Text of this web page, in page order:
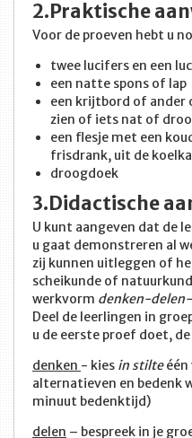
2.Praktische
Voor de proeven hebt u
twee lucifers en een
een natte spons of lap
een krijtbord of ander
zien of iets nat of
een flesje met een
frisdrank, uit de
droogdoek
3.Didactische
U kunt aangeven dat de
u gaat demonstreren al
zij kunnen uitleggen of
scheikunde of
werkvorm denken-
Deel de leerlingen in
u de eerste proef doet,
denken - kies in stilteéén
alternatieven en bedenk
minuut bedenktijd)
delen – bespreek in je